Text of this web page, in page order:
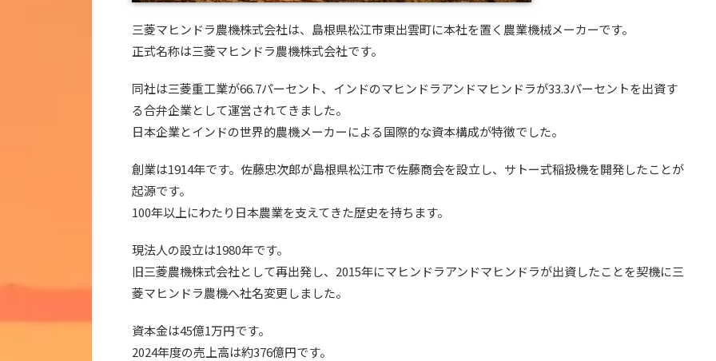
三菱マヒンドラ農機株式会社は、島根県松江市東出雲町に本社を置く農業機械メーカーです。
正式名称は三菱マヒンドラ農機株式会社です。
同社は三菱重工業が66.7パーセント、インドのマヒンドラアンドマヒンドラが33.3パーセントを出資す
る合弁企業として運営されてきました。
日本企業とインドの世界的農機メーカーによる国際的な資本構成が特徴でした。
創業は1914年です。佐藤忠次郎が島根県松江市で佐藤商会を設立し、サトー式稲扱機を開発したことが
起源です。
100年以上にわたり日本農業を支えてきた歴史を持ちます。
現法人の設立は1980年です。
旧三菱農機株式会社として再出発し、2015年にマヒンドラアンドマヒンドラが出資したことを契機に三
菱マヒンドラ農機へ社名変更しました。
資本金は45億1万円です。
2024年度の売上高は約376億円です。